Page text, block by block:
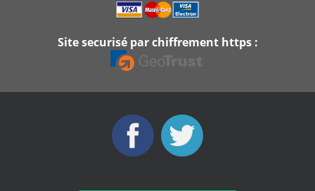
Site securisé par chiffrement https :